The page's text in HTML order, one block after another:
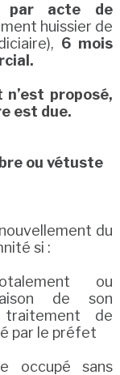
par acte de
huissier de
6 mois
proposé,
est due.
ou vétuste
du
si :
ou
de son
de
par le préfet
occupé sans